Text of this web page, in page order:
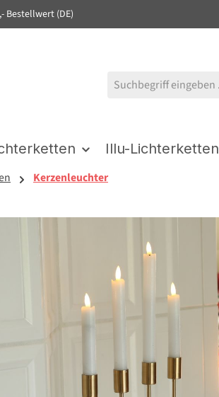
springen
Bestellwert (DE)
Illu-Lichterketten
Kerzenleuchter